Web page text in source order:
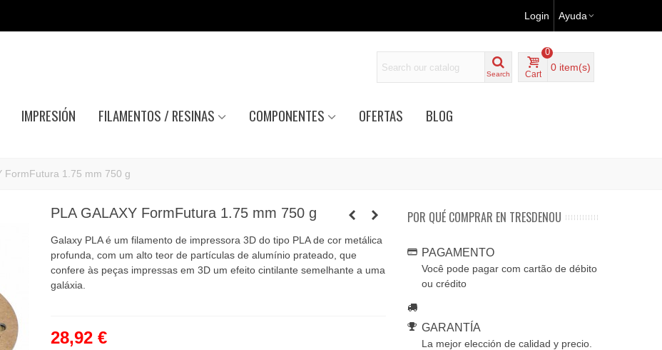
Login Ayuda
Search Cart
0
0 item(s)
IMPRESIÓN FILAMENTOS / RESINAS COMPONENTES OFERTAS
BLOG
FormFutura 1.75 mm 750 g
PLA GALAXY FormFutura 1.75 mm 750 g
Galaxy PLA é um filamento de impressora 3D do tipo PLA de cor metálica
profunda, com um alto teor de partículas de alumínio prateado, que
confere às peças impressas em 3D um efeito cintilante semelhante a uma
galáxia.
28,92 €
POR QUÉ COMPRAR EN TRESDENOU
PAGAMENTO
Você pode pagar com cartão de débito
ou crédito
GARANTÍA
La mejor elección de calidad y precio.